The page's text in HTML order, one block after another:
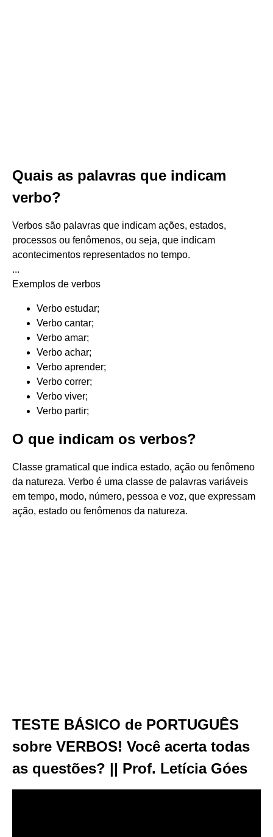
Quais as palavras que indicam
verbo?
Verbos são palavras que indicam ações, estados,
processos ou fenômenos, ou seja, que indicam
acontecimentos representados no tempo.
...
Exemplos de verbos
Verbo estudar;
Verbo cantar;
Verbo amar;
Verbo achar;
Verbo aprender;
Verbo correr;
Verbo viver;
Verbo partir;
O que indicam os verbos?
Classe gramatical que indica estado, ação ou fenômeno
da natureza. Verbo é uma classe de palavras variáveis
em tempo, modo, número, pessoa e voz, que expressam
ação, estado ou fenômenos da natureza.
TESTE BÁSICO de PORTUGUÊS
sobre VERBOS! Você acerta todas
as questões? || Prof. Letícia Góes